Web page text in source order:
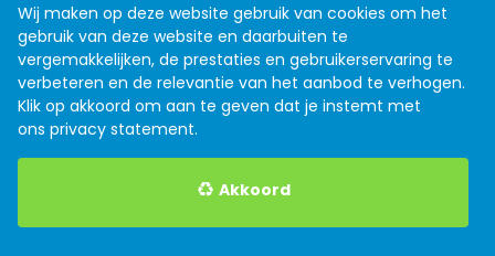
Links
Anti discriminatiebeleid
Algemene voorwaarden
Privacy verklaring
Wij maken op deze website gebruik van cookies om het
gebruik van deze website en daarbuiten te
vergemakkelijken, de prestaties en gebruikerservaring te
verbeteren en de relevantie van het aanbod te verhogen.
Klik op akkoord om aan te geven dat je instemt met
ons privacy statement.
Akkoord